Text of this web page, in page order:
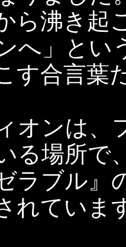
ら沸き起
へ」とい
す合言葉
オンは、
る場所で
ラブル
れていま